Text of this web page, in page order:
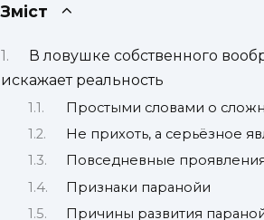
Зміст
В ловушке собственного
искажает реальность
Простыми словами о
Не прихоть, а серьёзное
Повседневные
Признаки паранойи
Причины развития